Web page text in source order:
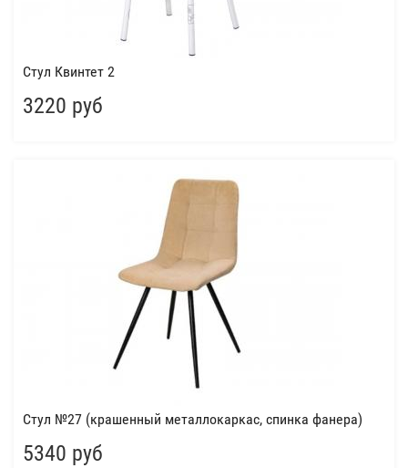
Стул Квинтет 2
3220 руб
Стул №27 (крашенный металлокаркас, спинка фанера)
5340 руб